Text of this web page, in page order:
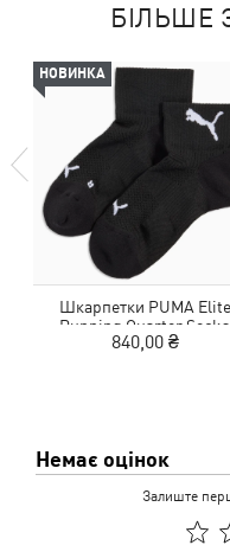
БІЛЬШЕ
НОВИНКА
Шкарпетки PUMA Elite
Running Quarter Socks
Unisex 1 Pack
840,00 ₴
Немає оцінок
Залиште